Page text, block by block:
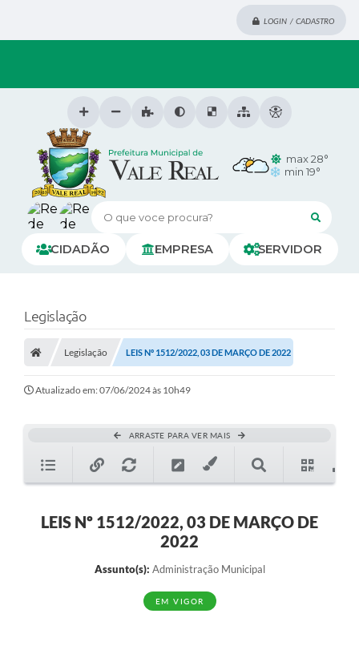
LOGIN / CADASTRO
O que voce procura?
CIDADÃO EMPRESA SERVIDOR
max 28°
min 19°
Legislação
Legislação LEIS Nº 1512/2022, 03 DE MARÇO DE 2022
Atualizado em: 07/06/2024 às 10h49
ARRASTE PARA VER MAIS
LEIS Nº 1512/2022, 03 DE MARÇO DE
2022
Assunto(s): Administração Municipal
EM VIGOR